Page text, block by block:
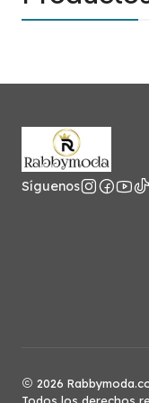
Síguenos
2026